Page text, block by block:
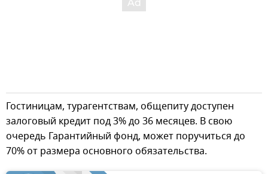
Гостиницам, турагентствам, общепиту доступен
залоговый кредит под 3% до 36 месяцев. В свою
очередь Гарантийный фонд, может поручиться до
70% от размера основного обязательства.